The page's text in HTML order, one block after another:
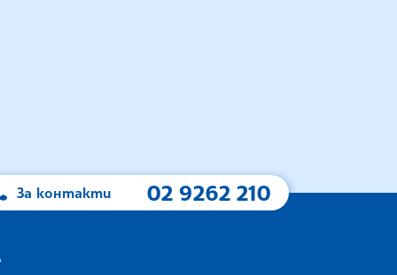
За контакти 02 9262 210